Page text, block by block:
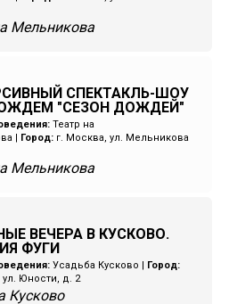
Мельникова
СПЕКТАКЛЬ-ШОУ
"СЕЗОН ДОЖДЕЙ"
Театр на
| Город: г. Москва, ул. Мельникова
Мельникова
ВЕЧЕРА В КУСКОВО.
ФУГИ
Усадьба Кусково | Город:
ул. Юности, д. 2
Кусково